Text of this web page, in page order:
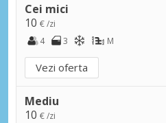
Cei mici
10 € /zi
4
3 M
Vezi oferta
Mediu
10 € /zi